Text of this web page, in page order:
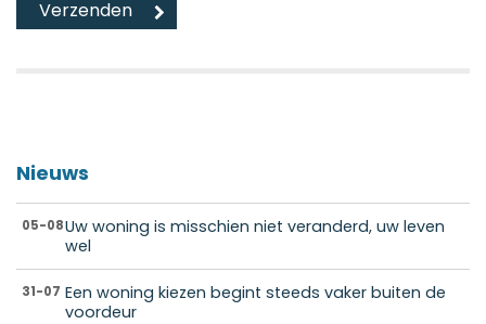
Nieuws
05-08Uw woning is misschien niet veranderd, uw leven
wel
31-07 Een woning kiezen begint steeds vaker buiten de
voordeur